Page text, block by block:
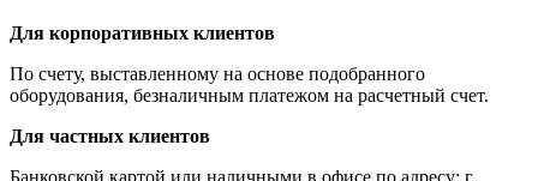
Для корпоративных клиентов
По счету, выставленному на основе подобранного
оборудования, безналичным платежом на расчетный счет.
Для частных клиентов